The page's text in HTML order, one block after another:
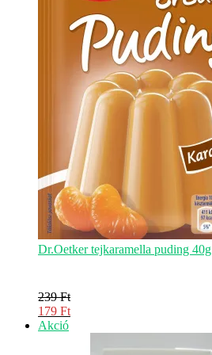
Dr.Oetker tejkaramella puding 40g
239Ft
Original
price
179 Ft
Current
AkcióAkciós